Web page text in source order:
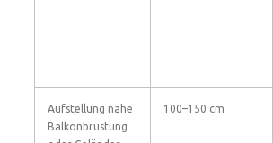
Aufstellung nahe
Balkonbrüstung
100–150 cm